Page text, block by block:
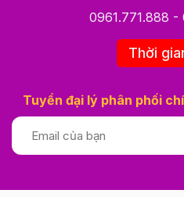
0961.771.888 -
Thời
Tuyển đại lý phân phối